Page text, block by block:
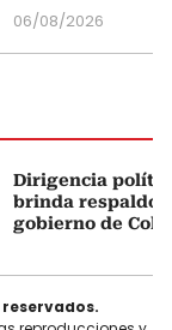
06/08/2026
Dirigencia
brinda respaldo
gobierno de
reservados.